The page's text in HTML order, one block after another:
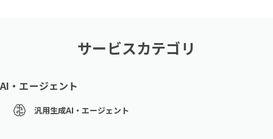
サービスカテゴリ
AI・エージェント
汎用生成AI・エージェント